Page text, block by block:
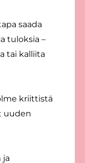
saada
tuloksia –
tai kalliita
kriittistä
uuden
ja